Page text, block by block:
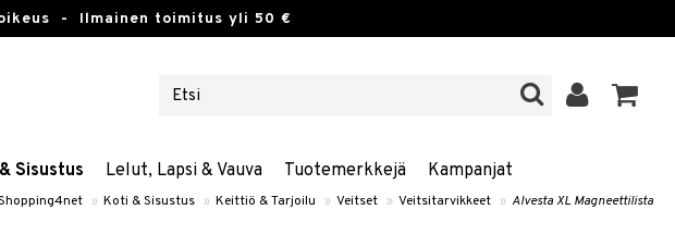
- Ilmainen toimitus yli 50 €
Sisustus Lelut, Lapsi & Vauva Tuotemerkkejä Kampanjat
» Koti & Sisustus » Keittiö & Tarjoilu » Veitset » Veitsitarvikkeet » Alvesta XL Magneettilista